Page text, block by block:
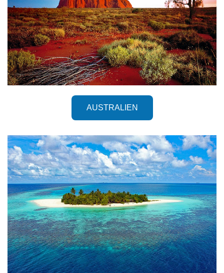
AUSTRALIEN